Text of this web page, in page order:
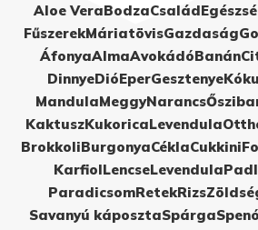
Aloe VeraBodzaCsalád
FűszerekMáriatövisGazdaság
ÁfonyaAlmaAvokádóBanán
DinnyeDióEperGesztenye
MandulaMeggyNarancs
KaktuszKukoricaLevendula
BrokkoliBurgonyaCéklaCukkini
KarfiolLencseLevendula
ParadicsomRetekRizs
Savanyú káposztaSpárga